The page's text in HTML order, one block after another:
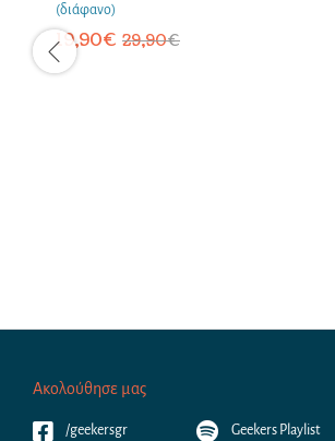
(διάφανο)
19,90€ 29,90€
Ακολούθησε μας
/geekersgr Geekers Playlist